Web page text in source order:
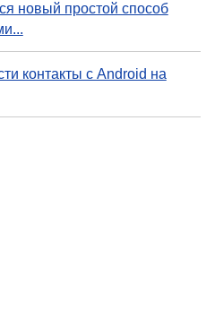
новый простой способ
контакты с Android на